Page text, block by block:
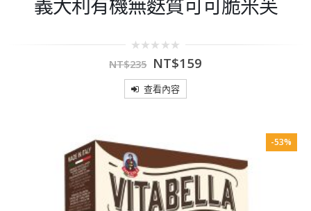
義大利有機無麩質可可脆米芙
out
NT$235 NT$159
查看內容
-53%